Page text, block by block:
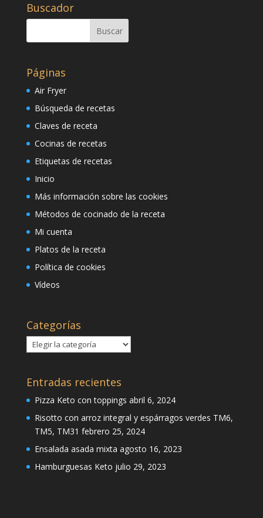
Buscador
Páginas
Air Fryer
Búsqueda de recetas
Claves de receta
Cocinas de recetas
Etiquetas de recetas
Inicio
Más información sobre las cookies
Métodos de cocinado de la receta
Mi cuenta
Platos de la receta
Política de cookies
Vídeos
Categorías
Categorías
Entradas recientes
Pizza Keto con toppings abril 6, 2024
Risotto con arroz integral y espárragos verdes TM6,
TM5, TM31 febrero 25, 2024
Ensalada asada mixta agosto 16, 2023
Hamburguesas Keto julio 29, 2023